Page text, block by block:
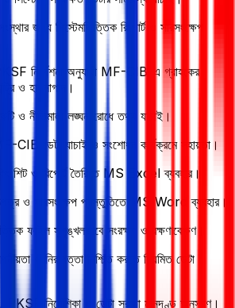
জন্য সিস্টেমভিত্তিক রিপোর্ট ও সারসংক্ষেপ
নির্দেশনা অনুযায়ী MF-CIB-এ গ্রাহকের
ও হালনাগাদ।
ও নীতিমালা লঙ্ঘন রোধে তথ্য যাচাই।
CIB ডেটা যাচাই ও সংশোধন কার্যক্রমে সহায়তা।
শিট ও রিপোর্ট তৈরিতে MS Excel ব্যবহার।
ও সারসংক্ষেপ প্রস্তুতিতে MS Word ব্যবহার।
ফাইল সুশৃঙ্খলভাবে সংরক্ষণ ও রক্ষণাবেক্ষণ।
ও নিরাপত্তা নিশ্চিত করতে নিয়মিত ডেটা
PKSF নির্দেশিকা ও ডেটা সুরক্ষা মানদণ্ড অনুসরণ।